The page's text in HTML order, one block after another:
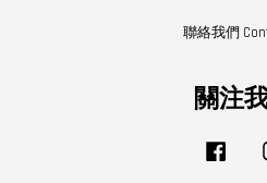
聯絡我們
關注